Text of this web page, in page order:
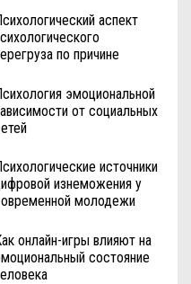
аспект
по причине
эмоциональной
от социальных
источники
изнеможения у
молодежи
онлайн-игры влияют на
состояние